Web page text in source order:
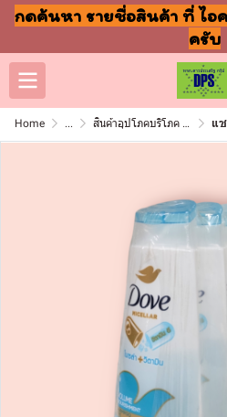
กดค้นหา รายชื่อสินค้า ที่ ไอ
ครับ
Home ... สินค้าอุปโภคบริโภค แชมพู สบู่ แปรงฟัน แชมพู